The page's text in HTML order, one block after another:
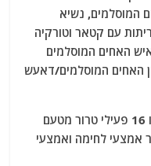
המוסלמים, נשיא
עם קטאר וטורקיה
האחים המוסלמים
האחים המוסלמים/דאעש
3. חשיפת הפרשה הירדנית בה נעצרו 16 פעילי טרור מטעם
אמצעי לחימה ואמצעי